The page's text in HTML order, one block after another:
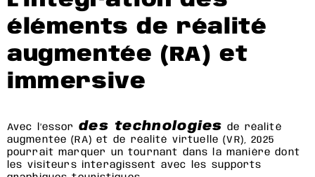
éléments de réalité
augmentée (RA) et
immersive
Avec l’essordes technologies de réalité
augmentée (RA) et de réalité virtuelle (VR), 2025
pourrait marquer un tournant dans la manière dont
les visiteurs interagissent avec les supports